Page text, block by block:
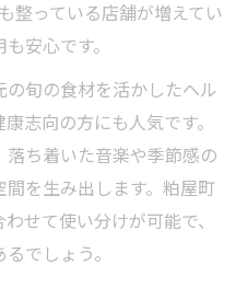
整っている店舗が増えてい
安心です。
旬の食材を活かしたヘル
志向の方にも人気です。
ち着いた音楽や季節感の
を生み出します。粕屋町
せて使い分けが可能で、
でしょう。